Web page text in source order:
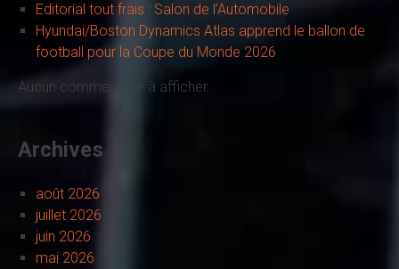
Editorial tout frais : Salon de l’Automobile
Hyundai/Boston Dynamics Atlas apprend le ballon de
football pour la Coupe du Monde 2026
Aucun commentaire à afficher.
Archives
août 2026
juillet 2026
juin 2026
mai 2026